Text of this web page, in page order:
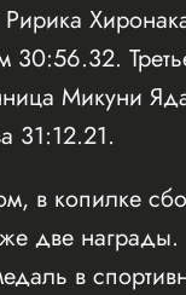
30:56.32.
Микуни
31:12.21.
в копилке
две
в